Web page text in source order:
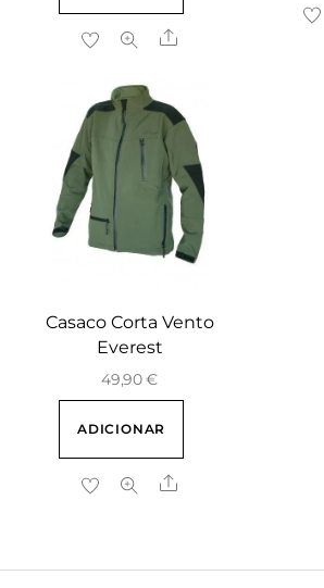
Share
Casaco Corta Vento
Everest
49,90€
ADICIONAR
Share